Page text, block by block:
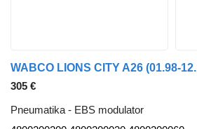
305 €
Pneumatika - EBS modulator